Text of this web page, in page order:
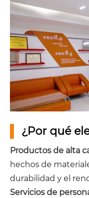
¿Por qué
Productos de alta
hechos de
durabilidad y el
Servicios de